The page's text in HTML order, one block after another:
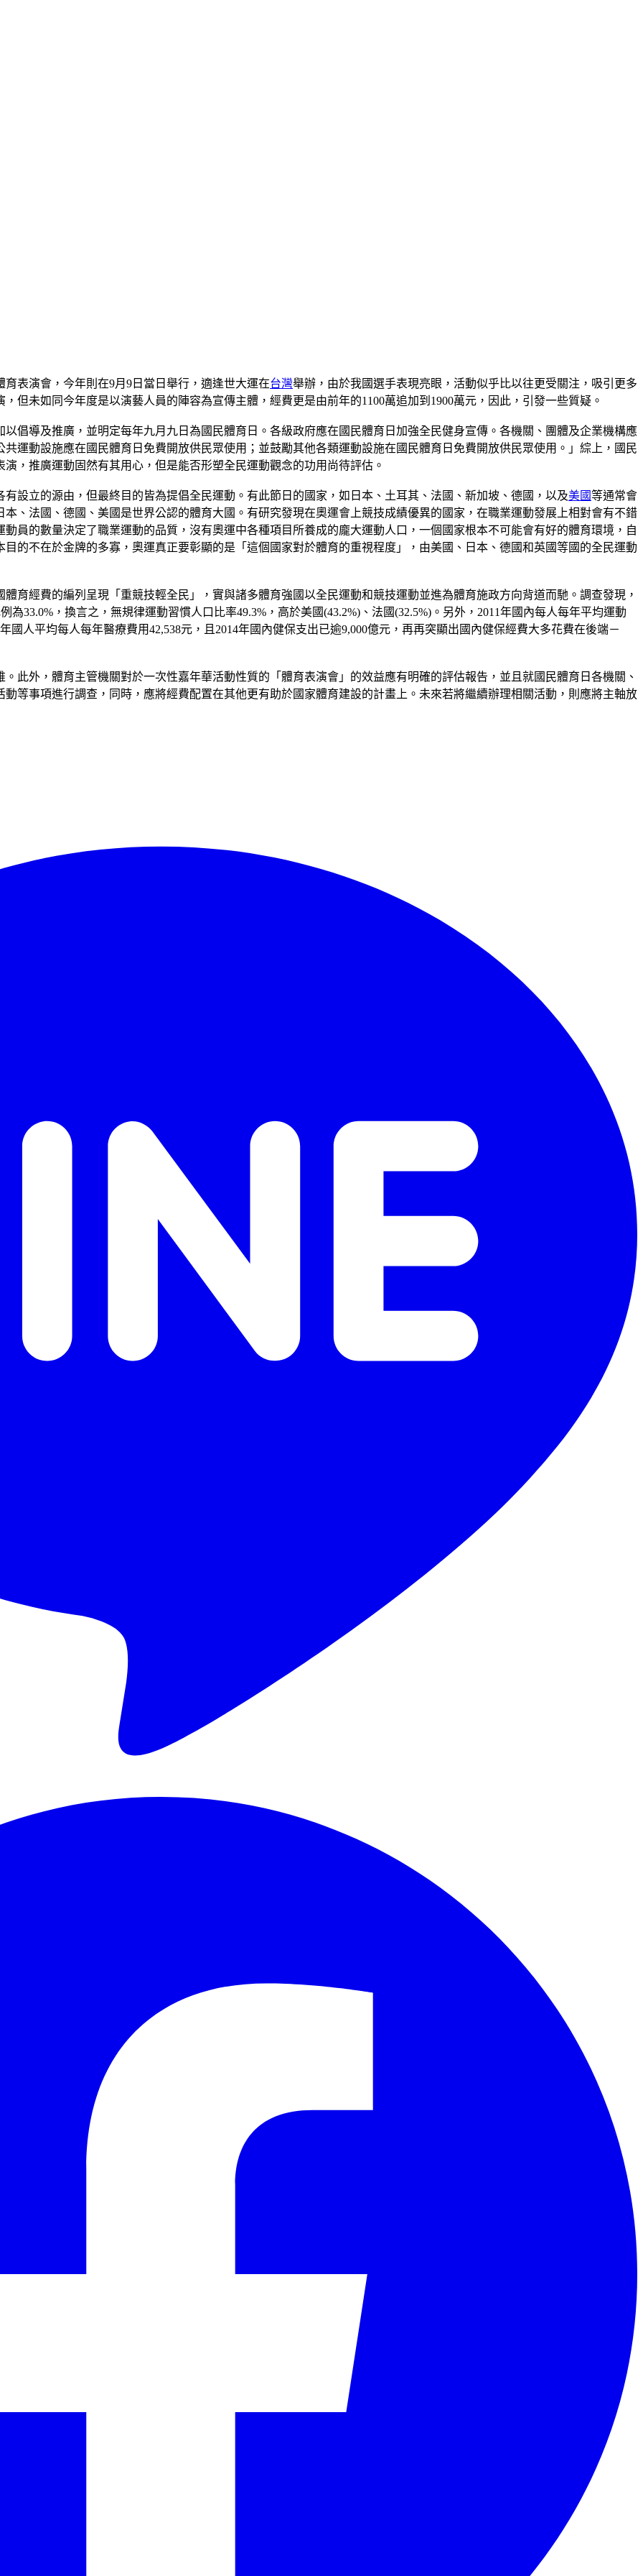
表演會，今年則在9月9日當日舉行，適逢世大運在台灣舉辦，由於我國選手表現亮眼，活動似乎比以往更受關注，吸引更多
但未如同今年度是以演藝人員的陣容為宣傳主體，經費更是由前年的1100萬追加到1900萬元，因此，引發一些質疑。
倡導及推廣，並明定每年九月九日為國民體育日。各級政府應在國民體育日加強全民健身宣傳。各機關、團體及企業機構應
運動設施應在國民體育日免費開放供民眾使用；並鼓勵其他各類運動設施在國民體育日免費開放供民眾使用。」綜上，國民
，推廣運動固然有其用心，但是能否形塑全民運動觀念的功用尚待評估。
設立的源由，但最終目的皆為提倡全民運動。有此節日的國家，如日本、土耳其、法國、新加坡、德國，以及美國等通常會
、法國、德國、美國是世界公認的體育大國。有研究發現在奧運會上競技成績優異的國家，在職業運動發展上相對會有不錯
員的數量決定了職業運動的品質，沒有奧運中各種項目所養成的龐大運動人口，一個國家根本不可能會有好的體育環境，自
的不在於金牌的多寡，奧運真正要彰顯的是「這個國家對於體育的重視程度」，由美國、日本、德國和英國等國的全民運動
育經費的編列呈現「重競技輕全民」，實與諸多體育強國以全民運動和競技運動並進為體育施政方向背道而馳。調查發現，
為33.0%，換言之，無規律運動習慣人口比率49.3%，高於美國(43.2%)、法國(32.5%)。另外，2011年國內每人每年平均運動
國人平均每人每年醫療費用42,538元，且2014年國內健保支出已逾9,000億元，再再突顯出國內健保經費大多花費在後端－
此外，體育主管機關對於一次性嘉年華活動性質的「體育表演會」的效益應有明確的評估報告，並且就國民體育日各機關、
等事項進行調查，同時，應將經費配置在其他更有助於國家體育建設的計畫上。未來若將繼續辦理相關活動，則應將主軸放